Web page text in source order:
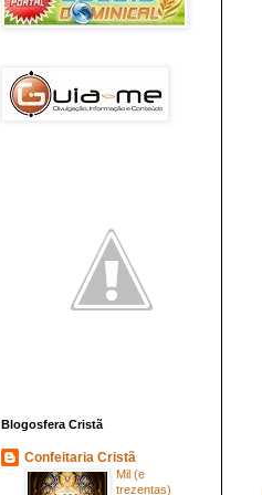
Blogosfera Cristã
Confeitaria Cristã
Mil (e
trezentas)